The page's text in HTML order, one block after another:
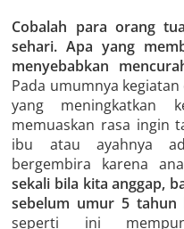
Cobalah para orang
sehari. Apa yang
menyebabkan
Pada umumnya
yang meningkatkan
memuaskan rasa ingin
ibu atau ayahnya
bergembira karena
sekali bila kita anggap,
sebelum umur 5 tahun
seperti ini